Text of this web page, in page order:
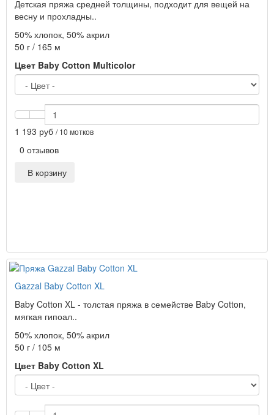
Детская пряжа средней толщины, подходит для вещей на
весну и прохладны..
50% хлопок, 50% акрил
50 г / 165 м
Цвет Baby Cotton Multicolor
1 193 руб / 10 мотков
0 отзывов
В корзину
Gazzal Baby Cotton XL
Baby Cotton XL - толстая пряжа в семействе Baby Cotton,
мягкая гипоал..
50% хлопок, 50% акрил
50 г / 105 м
Цвет Baby Cotton XL